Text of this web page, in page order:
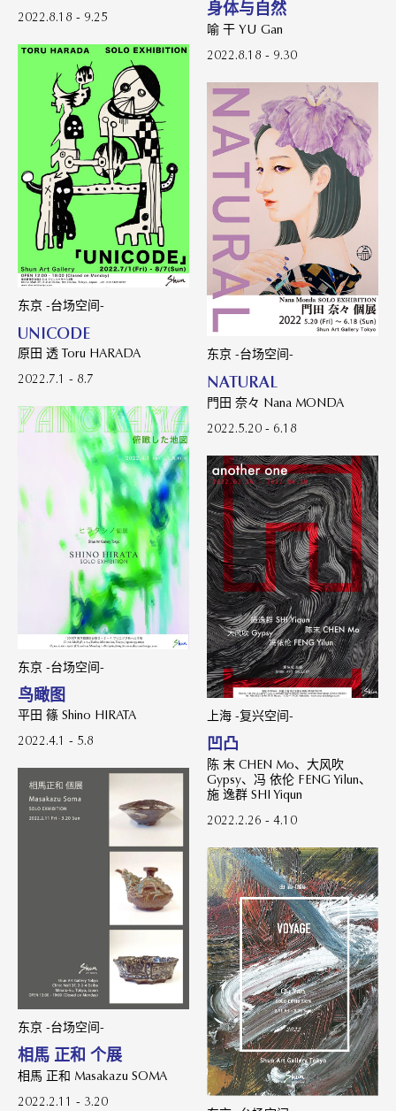
2022.8.18 - 9.25
身体与自然
喻 干 YU Gan
2022.8.18 - 9.30
东京 -台场空间-
UNICODE
原田 透 Toru HARADA
2022.7.1 - 8.7
东京 -台场空间-
NATURAL
門田 奈々 Nana MONDA
2022.5.20 - 6.18
东京 -台场空间-
鸟瞰图
平田 篠 Shino HIRATA
2022.4.1 - 5.8
上海 -复兴空间-
凹凸
陈 末 CHEN Mo、大风吹
Gypsy、冯 依伦 FENG Yilun、
施 逸群 SHI Yiqun
2022.2.26 - 4.10
东京 -台场空间-
相馬 正和 个展
相馬 正和 Masakazu SOMA
2022.2.11 - 3.20